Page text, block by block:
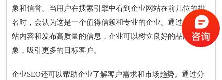
象和信誉。当用户在搜索引擎中看到企业网站在前几位的排
名时，会认为这是一个值得信赖和专业的企业。通过优化网
站内容和发布高质量的信息，企业可以树立良好的品牌形
象，吸引更多的目标客户。
企业SEO还可以帮助企业了解客户需求和市场趋势。通过分